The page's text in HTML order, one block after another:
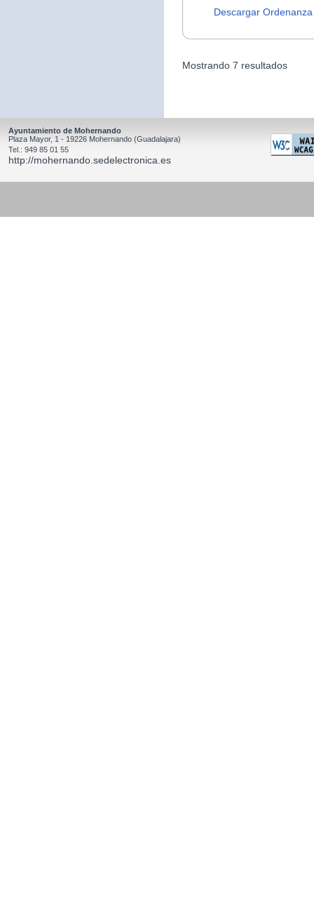
Descargar Ordenanza
Mostrando 7 resultados
Ayuntamiento de Mohernando
Plaza Mayor, 1 - 19226 Mohernando (Guadalajara)
Tel.: 949 85 01 55
http://mohernando.sedelectronica.es